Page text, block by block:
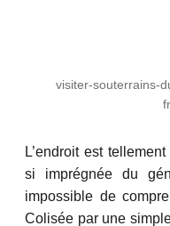
visiter-souterrains-
L’endroit est
si imprégnée du
impossible de
Colisée par une